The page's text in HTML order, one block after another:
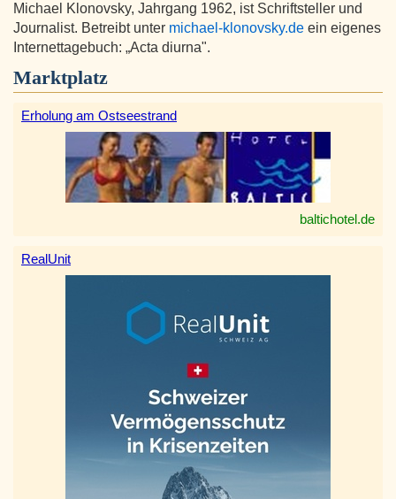
Michael Klonovsky, Jahrgang 1962, ist Schriftsteller und
Journalist. Betreibt unter michael-klonovsky.de ein eigenes
Internettagebuch: „Acta diurna".
Marktplatz
Erholung am Ostseestrand
baltichotel.de
RealUnit